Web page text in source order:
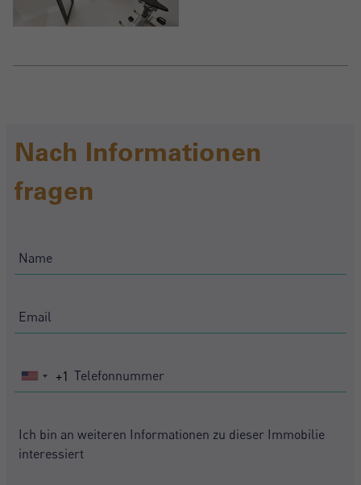
Nach Informationen
fragen
United
+1
Descargar Expose
Mich Anmelden
Crear una cuenta
Name*